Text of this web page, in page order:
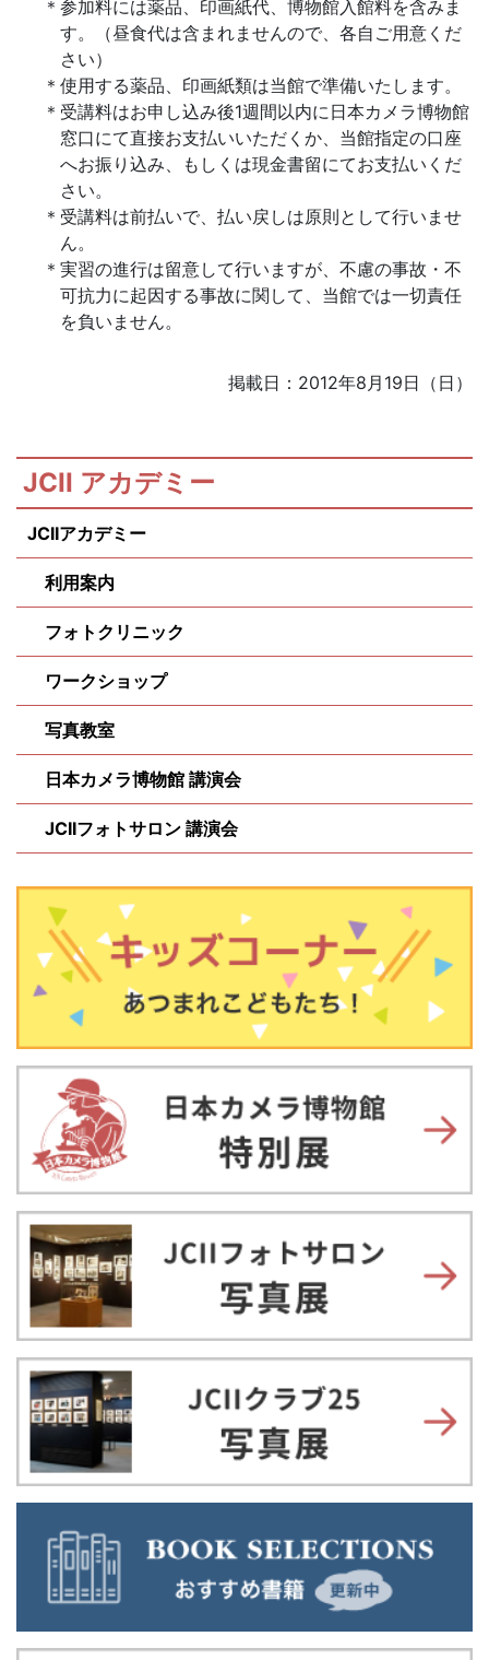
参加料には薬品、印画紙代、博物館入館料を含みま
す。（昼食代は含まれませんので、各自ご用意くだ
さい）
使用する薬品、印画紙類は当館で準備いたします。
受講料はお申し込み後1週間以内に日本カメラ博物館
窓口にて直接お支払いいただくか、当館指定の口座
へお振り込み、もしくは現金書留にてお支払いくだ
さい。
受講料は前払いで、払い戻しは原則として行いませ
ん。
実習の進行は留意して行いますが、不慮の事故・不
可抗力に起因する事故に関して、当館では一切責任
を負いません。
掲載日：2012年8月19日（日）
JCII アカデミー
JCIIアカデミー
利用案内
フォトクリニック
ワークショップ
写真教室
日本カメラ博物館 講演会
JCIIフォトサロン 講演会